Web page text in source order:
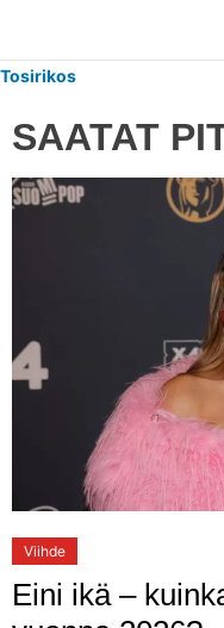
Tosirikos
SAATAT
Viihde
Eini ikä –